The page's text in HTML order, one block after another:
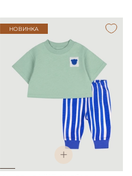
НОВИНКА